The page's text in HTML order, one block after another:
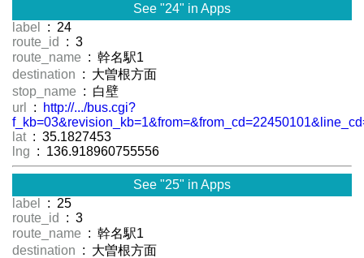
See "24" in Apps
label
: 24
route_id
: 3
route_name : 幹名駅1
destination : 大曽根方面
stop_name : 白壁
url
:
http://.../bus.cgi?
lat : 35.1827453
lng : 136.918960755556
See "25" in Apps
label
: 25
route_id
: 3
route_name : 幹名駅1
destination : 大曽根方面